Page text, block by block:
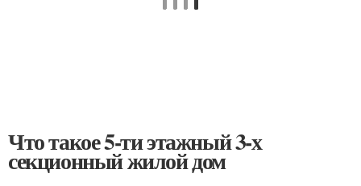
Что такое 5-ти этажный 3-х
секционный жилой дом